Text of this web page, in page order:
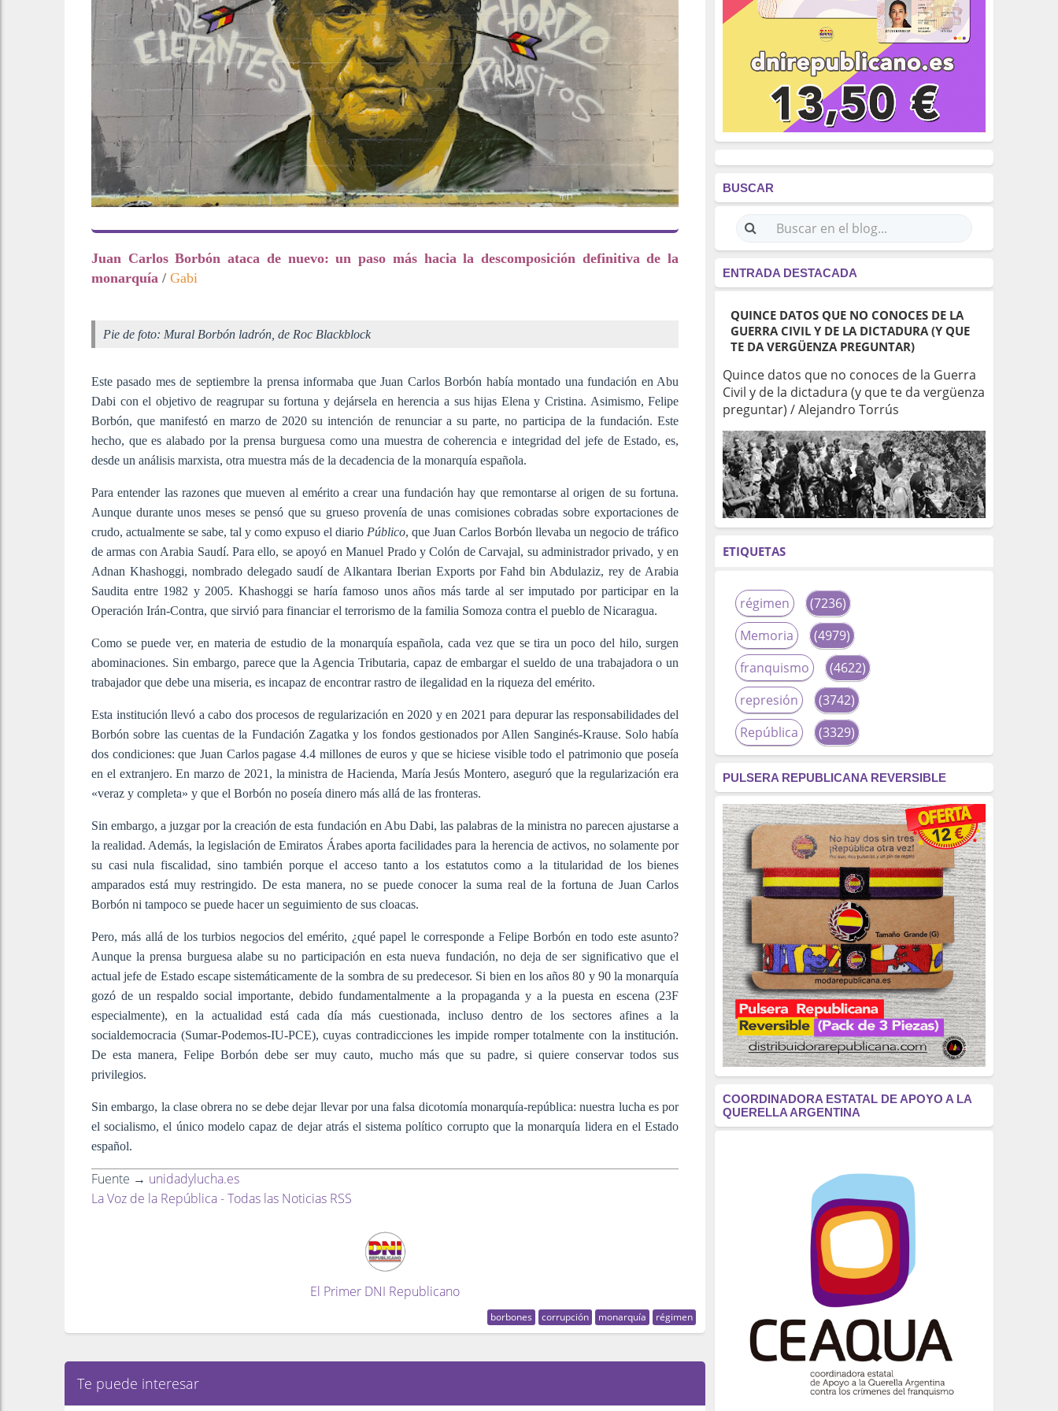
Juan Carlos Borbón ataca de nuevo: un paso más hacia la descomposición definitiva de la
monarquía / Gabi
Pie de foto: Mural Borbón ladrón, de Roc Blackblock
Este pasado mes de septiembre la prensa informaba que Juan Carlos Borbón había montado una fundación en Abu
Dabi con el objetivo de reagrupar su fortuna y dejársela en herencia a sus hijas Elena y Cristina. Asimismo, Felipe
Borbón, que manifestó en marzo de 2020 su intención de renunciar a su parte, no participa de la fundación. Este
hecho, que es alabado por la prensa burguesa como una muestra de coherencia e integridad del jefe de Estado, es,
desde un análisis marxista, otra muestra más de la decadencia de la monarquía española.
Para entender las razones que mueven al emérito a crear una fundación hay que remontarse al origen de su fortuna.
Aunque durante unos meses se pensó que su grueso provenía de unas comisiones cobradas sobre exportaciones de
crudo, actualmente se sabe, tal y como expuso el diario Público, que Juan Carlos Borbón llevaba un negocio de tráfico
de armas con Arabia Saudí. Para ello, se apoyó en Manuel Prado y Colón de Carvajal, su administrador privado, y en
Adnan Khashoggi, nombrado delegado saudí de Alkantara Iberian Exports por Fahd bin Abdulaziz, rey de Arabia
Saudita entre 1982 y 2005. Khashoggi se haría famoso unos años más tarde al ser imputado por participar en la
Operación Irán-Contra, que sirvió para financiar el terrorismo de la familia Somoza contra el pueblo de Nicaragua.
Como se puede ver, en materia de estudio de la monarquía española, cada vez que se tira un poco del hilo, surgen
abominaciones. Sin embargo, parece que la Agencia Tributaria, capaz de embargar el sueldo de una trabajadora o un
trabajador que debe una miseria, es incapaz de encontrar rastro de ilegalidad en la riqueza del emérito.
Esta institución llevó a cabo dos procesos de regularización en 2020 y en 2021 para depurar las responsabilidades del
Borbón sobre las cuentas de la Fundación Zagatka y los fondos gestionados por Allen Sanginés-Krause. Solo había
dos condiciones: que Juan Carlos pagase 4.4 millones de euros y que se hiciese visible todo el patrimonio que poseía
en el extranjero. En marzo de 2021, la ministra de Hacienda, María Jesús Montero, aseguró que la regularización era
«veraz y completa» y que el Borbón no poseía dinero más allá de las fronteras.
Sin embargo, a juzgar por la creación de esta fundación en Abu Dabi, las palabras de la ministra no parecen ajustarse a
la realidad. Además, la legislación de Emiratos Árabes aporta facilidades para la herencia de activos, no solamente por
su casi nula fiscalidad, sino también porque el acceso tanto a los estatutos como a la titularidad de los bienes
amparados está muy restringido. De esta manera, no se puede conocer la suma real de la fortuna de Juan Carlos
Borbón ni tampoco se puede hacer un seguimiento de sus cloacas.
Pero, más allá de los turbios negocios del emérito, ¿qué papel le corresponde a Felipe Borbón en todo este asunto?
Aunque la prensa burguesa alabe su no participación en esta nueva fundación, no deja de ser significativo que el
actual jefe de Estado escape sistemáticamente de la sombra de su predecesor. Si bien en los años 80 y 90 la monarquía
gozó de un respaldo social importante, debido fundamentalmente a la propaganda y a la puesta en escena (23F
especialmente), en la actualidad está cada día más cuestionada, incluso dentro de los sectores afines a la
socialdemocracia (Sumar-Podemos-IU-PCE), cuyas contradicciones les impide romper totalmente con la institución.
De esta manera, Felipe Borbón debe ser muy cauto, mucho más que su padre, si quiere conservar todos sus
privilegios.
Sin embargo, la clase obrera no se debe dejar llevar por una falsa dicotomía monarquía-república: nuestra lucha es por
el socialismo, el único modelo capaz de dejar atrás el sistema político corrupto que la monarquía lidera en el Estado
español.
Fuente → unidadylucha.es
La Voz de la República - Todas las Noticias RSS
El Primer DNI Republicano
borbones corrupción monarquía régimen
Te puede interesar
BUSCAR
ENTRADA DESTACADA
QUINCE DATOS QUE NO CONOCES DE LA
GUERRA CIVIL Y DE LA DICTADURA (Y QUE
TE DA VERGÜENZA PREGUNTAR)
Quince datos que no conoces de la Guerra
Civil y de la dictadura (y que te da vergüenza
preguntar) / Alejandro Torrús
ETIQUETAS
régimen
(7236)
Memoria
(4979)
franquismo
(4622)
represión
(3742)
República
(3329)
fascismo
(2677)
tardofranquismo
(2320)
Actualidad
(2319)
monarquía
(2253)
borbones
(2176)
Cultura
(2163)
Guerra
(1674)
genocidio
(1234)
mujer
(1070)
Eventos
(914)
Crímenes del franquismo
(721)
(699)
(607)
neofranquismo
(567)
Justicia Universal
Derechos Humanos
(522)
Nacionalcatolicismo
(514)
PULSERA REPUBLICANA REVERSIBLE
COORDINADORA ESTATAL DE APOYO A LA
QUERELLA ARGENTINA